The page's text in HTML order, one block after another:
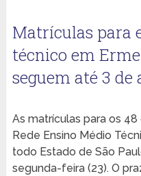
Matrículas para
técnico em
seguem até 3 de
As matrículas para os
Rede Ensino Médio
todo Estado de São
segunda-feira (23). O